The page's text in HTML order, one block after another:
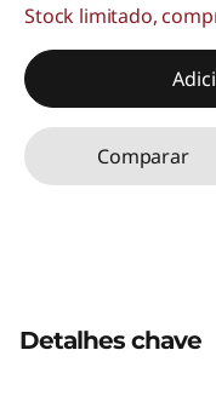
Stock limitado,
Comparar
Detalhes chave